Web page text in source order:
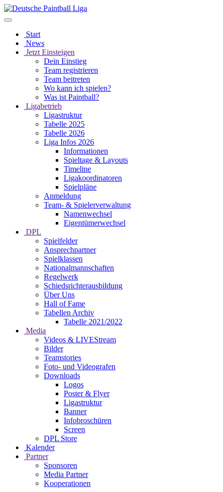
Start
News
Jetzt Einsteigen
Dein Einstieg
Team registrieren
Team beitreten
Wo kann ich spielen?
Was ist Paintball?
Ligabetrieb
Ligastruktur
Tabelle 2025
Tabelle 2026
Liga Infos 2026
Informationen
Spieltage & Layouts
Timeline
Ligakoordinatoren
Spielpläne
Anmeldung
Team- & Spielerverwaltung
Namenwechsel
Eigentümerwechsel
DPL
Spielfelder
Ansprechpartner
Spielklassen
Nationalmannschaften
Regelwerk
Schiedsrichterausbildung
Über Uns
Hall of Fame
Tabellen Archiv
Tabelle 2021/2022
Media
Videos & LIVEStream
Bilder
Teamstories
Foto- und Videografen
Downloads
Logos
Poster & Flyer
Ligastruktur
Banner
Infobroschüren
Screen
DPL Store
Kalender
Partner
Sponsoren
Media Partner
Kooperationen